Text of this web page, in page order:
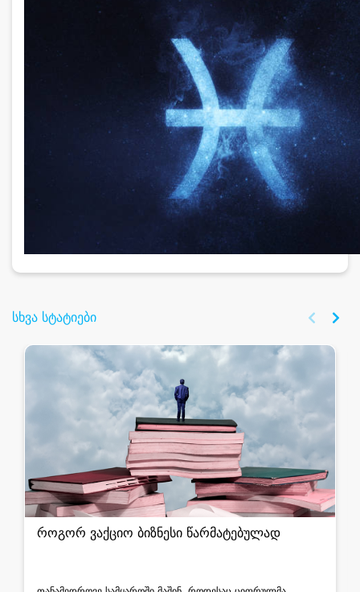
სხვა სტატიები
როგორ ვაქციო ბიზნესი წარმატებულად